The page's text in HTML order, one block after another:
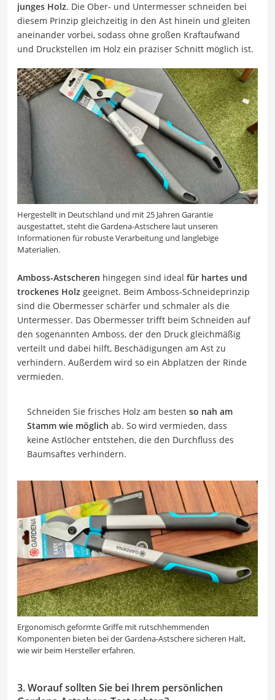
junges Holz. Die Ober- und Untermesser schneiden bei
diesem Prinzip gleichzeitig in den Ast hinein und gleiten
aneinander vorbei, sodass ohne großen Kraftaufwand
und Druckstellen im Holz ein präziser Schnitt möglich ist.
Hergestellt in Deutschland und mit 25 Jahren Garantie
ausgestattet, steht die Gardena-Astschere laut unseren
Informationen für robuste Verarbeitung und langlebige
Materialien.
Amboss-Astscheren hingegen sind ideal für hartes und
trockenes Holz geeignet. Beim Amboss-Schneideprinzip
sind die Obermesser schärfer und schmaler als die
Untermesser. Das Obermesser trifft beim Schneiden auf
den sogenannten Amboss, der den Druck gleichmäßig
verteilt und dabei hilft, Beschädigungen am Ast zu
verhindern. Außerdem wird so ein Abplatzen der Rinde
vermieden.
Schneiden Sie frisches Holz am besten so nah am
Stamm wie möglich ab. So wird vermieden, dass
keine Astlöcher entstehen, die den Durchfluss des
Baumsaftes verhindern.
Ergonomisch geformte Griffe mit rutschhemmenden
Komponenten bieten bei der Gardena-Astschere sicheren Halt,
wie wir beim Hersteller erfahren.
3. Worauf sollten Sie bei Ihrem persönlichen